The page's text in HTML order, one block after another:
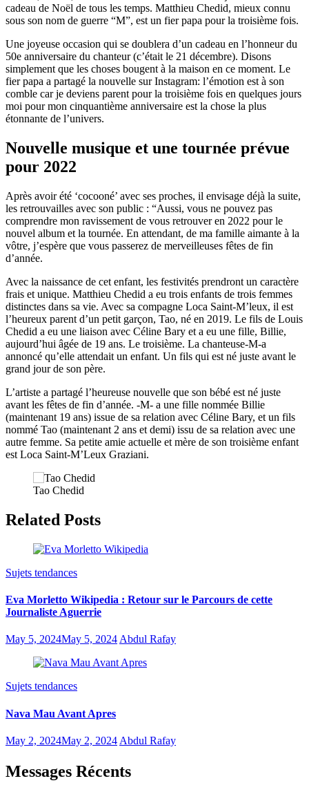
cadeau de Noël de tous les temps. Matthieu Chedid, mieux connu
sous son nom de guerre “M”, est un fier papa pour la troisième fois.
Une joyeuse occasion qui se doublera d’un cadeau en l’honneur du
50e anniversaire du chanteur (c’était le 21 décembre). Disons
simplement que les choses bougent à la maison en ce moment. Le
fier papa a partagé la nouvelle sur Instagram: l’émotion est à son
comble car je deviens parent pour la troisième fois en quelques jours
moi pour mon cinquantième anniversaire est la chose la plus
étonnante de l’univers.
Nouvelle musique et une tournée prévue
pour 2022
Après avoir été ‘cocooné’ avec ses proches, il envisage déjà la suite,
les retrouvailles avec son public : “Aussi, vous ne pouvez pas
comprendre mon ravissement de vous retrouver en 2022 pour le
nouvel album et la tournée. En attendant, de ma famille aimante à la
vôtre, j’espère que vous passerez de merveilleuses fêtes de fin
d’année.
Avec la naissance de cet enfant, les festivités prendront un caractère
frais et unique. Matthieu Chedid a eu trois enfants de trois femmes
distinctes dans sa vie. Avec sa compagne Loca Saint-M’leux, il est
l’heureux parent d’un petit garçon, Tao, né en 2019. Le fils de Louis
Chedid a eu une liaison avec Céline Bary et a eu une fille, Billie,
aujourd’hui âgée de 19 ans. Le troisième. La chanteuse-M-a
annoncé qu’elle attendait un enfant. Un fils qui est né juste avant le
grand jour de son père.
L’artiste a partagé l’heureuse nouvelle que son bébé est né juste
avant les fêtes de fin d’année. -M- a une fille nommée Billie
(maintenant 19 ans) issue de sa relation avec Céline Bary, et un fils
nommé Tao (maintenant 2 ans et demi) issu de sa relation avec une
autre femme. Sa petite amie actuelle et mère de son troisième enfant
est Loca Saint-M’Leux Graziani.
Tao Chedid
Related Posts
Sujets tendances
Eva Morletto Wikipedia : Retour sur le Parcours de cette
Journaliste Aguerrie
May 5, 2024May 5, 2024Abdul Rafay
Sujets tendances
Nava Mau Avant Apres
May 2, 2024May 2, 2024 Abdul Rafay
Messages Récents